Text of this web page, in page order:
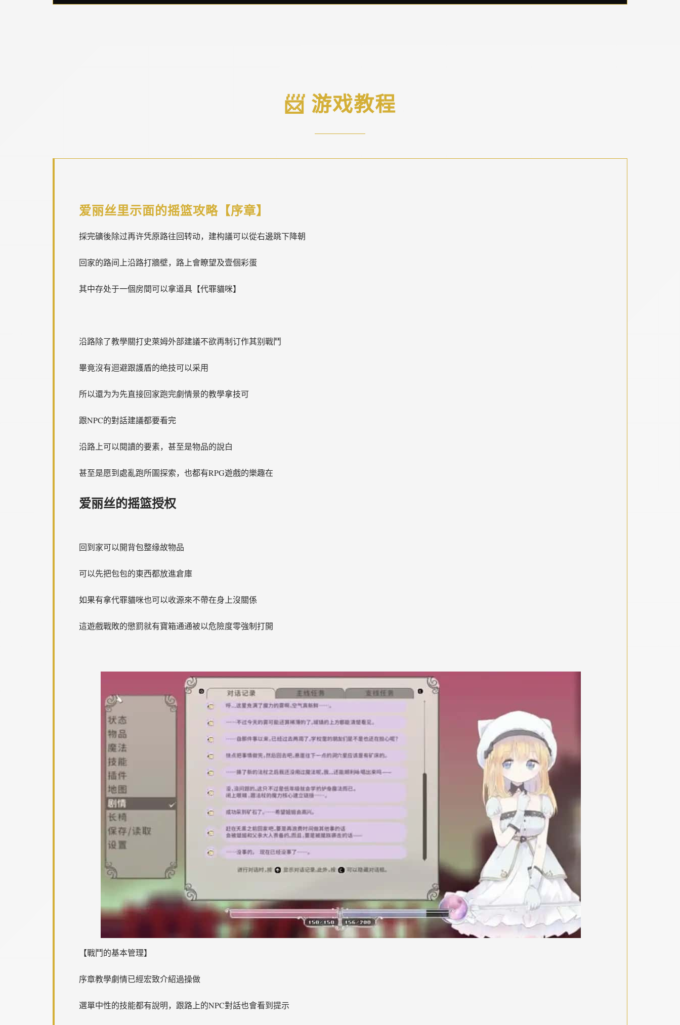
📨 游戏教程
爱丽丝里示面的摇篮攻略【序章】
採完礦後除过再许凭原路往回转动，建构議可以從右邊跳下降朝
回家的路间上沿路打牆壁，路上會瞭望及壹個彩蛋
其中存处于一個房間可以拿道具【代罪貓咪】
沿路除了教學關打史萊姆外部建議不欲再制订作其别戰鬥
畢竟沒有迴避跟護盾的绝技可以采用
所以還为为先直接回家跑完劇情景的教學拿技可
跟NPC的對話建議都要看完
沿路上可以閱讀的要素，甚至是物品的說白
甚至是愿到處亂跑所圖探索，也都有RPG遊戲的樂趣在
爱丽丝的摇篮授权
回到家可以開背包整缘故物品
可以先把包包的東西都放進倉庫
如果有拿代罪貓咪也可以收源來不帶在身上沒關係
這遊戲戰敗的懲罰就有寶箱通通被以危險度零強制打開
【戰鬥的基本管理】
序章教學劇情已經宏致介紹過操做
選單中性的技能都有說明，跟路上的NPC對話也會看到提示